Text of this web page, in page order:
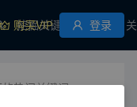
挖掘关键词
购买VIP 登录
热门关键词